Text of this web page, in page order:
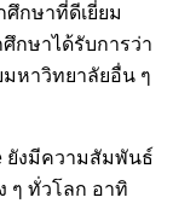
กษาที่ดีเยี่ยม
กษาได้รับการว่า
มหาวิทยาลัยอื่น ๆ
ยังมีความสัมพันธ์
ๆ ทั่วโลก อาทิ